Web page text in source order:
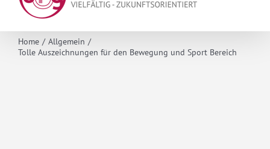
Home
Allgemein
Tolle Auszeichnungen für den Bewegung und Sport Bereich